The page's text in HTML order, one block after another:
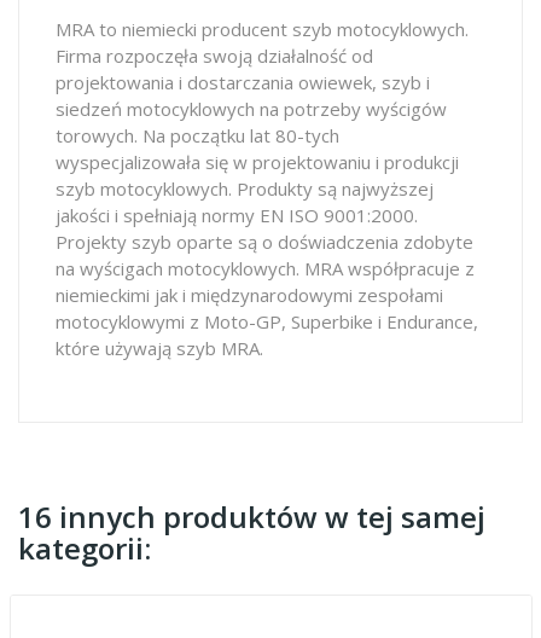
MRA to niemiecki producent szyb motocyklowych.
Firma rozpoczęła swoją działalność od
projektowania i dostarczania owiewek, szyb i
siedzeń motocyklowych na potrzeby wyścigów
torowych. Na początku lat 80-tych
wyspecjalizowała się w projektowaniu i produkcji
szyb motocyklowych. Produkty są najwyższej
jakości i spełniają normy EN ISO 9001:2000.
Projekty szyb oparte są o doświadczenia zdobyte
na wyścigach motocyklowych. MRA współpracuje z
niemieckimi jak i międzynarodowymi zespołami
motocyklowymi z Moto-GP, Superbike i Endurance,
które używają szyb MRA.
16 innych produktów w tej samej
kategorii: